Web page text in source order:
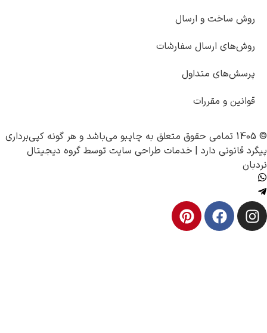
سفارشات
چاپبومی‌باشد و هر گونه کپی‌برداری
|خدمات طراحی سایتتوسطگروه دیجیتال